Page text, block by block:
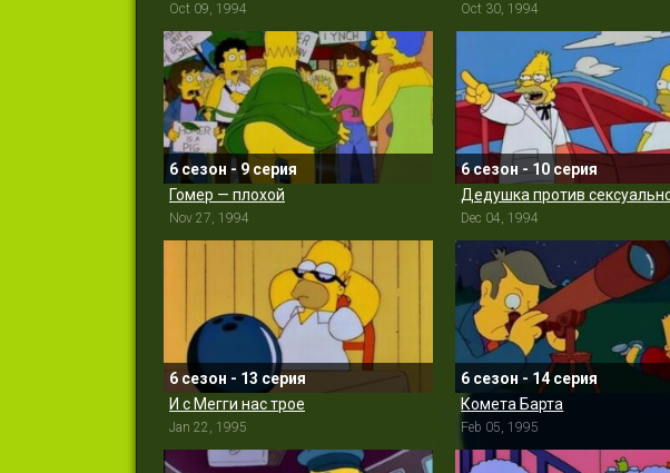
Oct 09, 1994 Oct 30, 1994
6 сезон - 9 серия
Гомер — плохой
Nov 27, 1994
6 сезон - 10 серия
Dec 04, 1994
6 сезон - 13 серия
И с Мегги нас трое
Jan 22, 1995
6 сезон - 14 серия
Комета Барта
Feb 05, 1995